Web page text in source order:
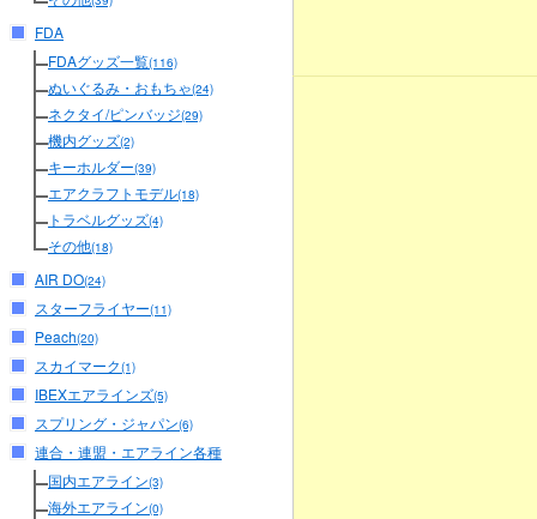
FDA
FDAグッズ一覧(116)
ぬいぐるみ・おもちゃ(24)
ネクタイ/ピンバッジ(29)
機内グッズ(2)
キーホルダー(39)
エアクラフトモデル(18)
トラベルグッズ(4)
その他(18)
AIR DO(24)
スターフライヤー(11)
Peach(20)
スカイマーク(1)
IBEXエアラインズ(5)
スプリング・ジャパン(6)
連合・連盟・エアライン各種
国内エアライン(3)
海外エアライン(0)